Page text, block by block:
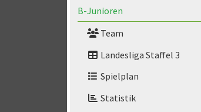
B-Junioren
Team
Landesliga Staffel 3
Spielplan
Statistik